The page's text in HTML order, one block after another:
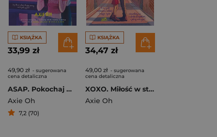
KSIĄŻKA
33,99 zł
49,90 zł - sugerowana
cena detaliczna
ASAP. Pokochaj w rytmie K-pop
Axie Oh
7,2 (70)
KSIĄŻKA
34,47 zł
49,00 zł - sugerowana
cena detaliczna
XOXO. Miłość w stylu K-pop
Axie Oh